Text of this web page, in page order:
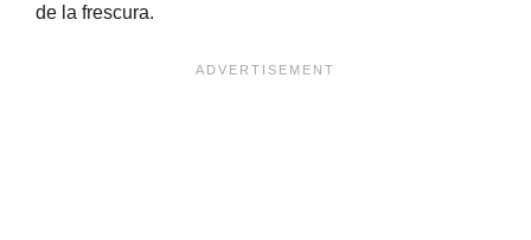
de la frescura.